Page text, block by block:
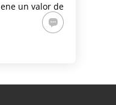
un valor de